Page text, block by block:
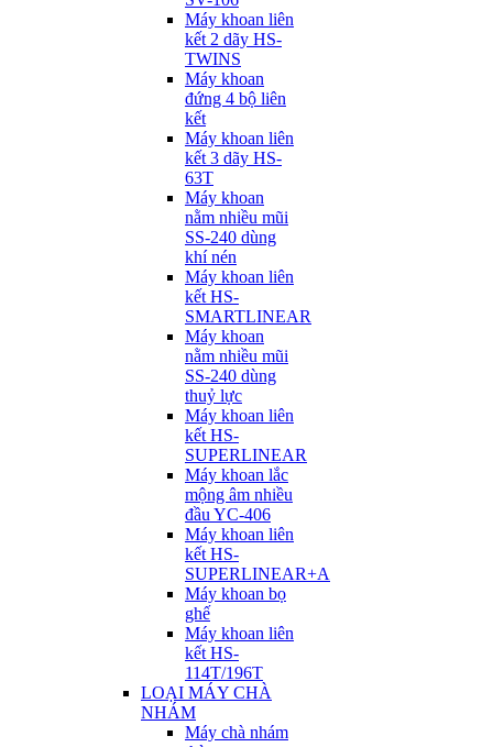
Máy khoan liên
kết 2 dãy HS-
TWINS
Máy khoan
đứng 4 bộ liên
kết
Máy khoan liên
kết 3 dãy HS-
63T
Máy khoan
nằm nhiều mũi
SS-240 dùng
khí nén
Máy khoan liên
kết HS-
SMARTLINEAR
Máy khoan
nằm nhiều mũi
SS-240 dùng
thuỷ lực
Máy khoan liên
kết HS-
SUPERLINEAR
Máy khoan lắc
mộng âm nhiều
đầu YC-406
Máy khoan liên
kết HS-
SUPERLINEAR+A
Máy khoan bọ
ghế
Máy khoan liên
kết HS-
114T/196T
LOẠI MÁY CHÀ
NHÁM
Máy chà nhám